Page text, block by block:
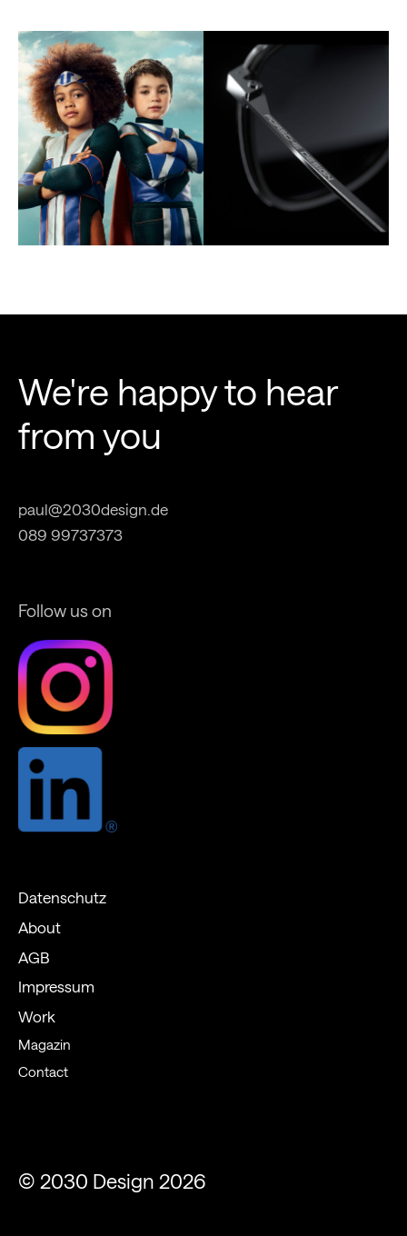
We're happy to hear
from you
paul@2030design.de
089 99737373
Follow us on
Datenschutz
About
AGB
Impressum
Work
Magazin
Contact
© 2030 Design 2026